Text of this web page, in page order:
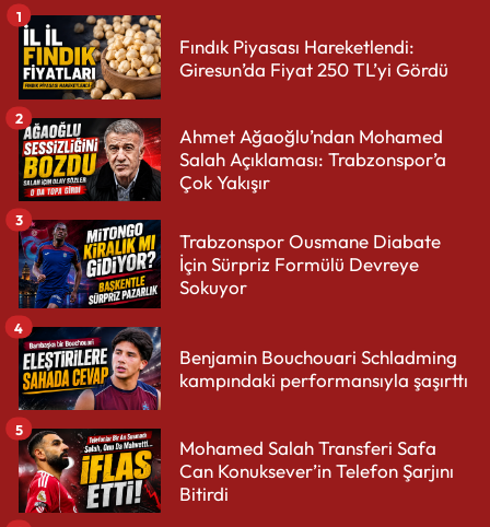
Fındık Piyasası Hareketlendi:
Giresun’da Fiyat 250 TL’yi Gördü
1
Ahmet Ağaoğlu’ndan Mohamed
Salah Açıklaması: Trabzonspor’a
Çok Yakışır
2
Trabzonspor Ousmane Diabate
İçin Sürpriz Formülü Devreye
Sokuyor
3
Benjamin Bouchouari Schladming
kampındaki performansıyla şaşırttı
4
Mohamed Salah Transferi Safa
Can Konuksever’in Telefon Şarjını
Bitirdi
5